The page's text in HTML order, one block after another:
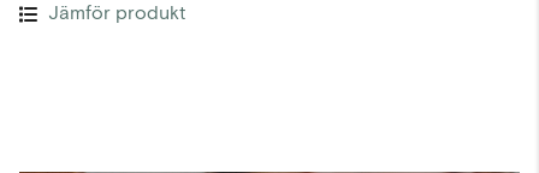
Jämför produkt